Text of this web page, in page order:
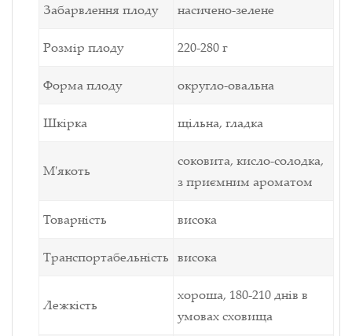
Забарвлення плоду насичено-зелене
Розмір плоду 220-280 г
Форма плоду округло-овальна
Шкірка щільна, гладка
М'якоть
соковита, кисло-солодка,
з приємним ароматом
Товарність висока
Транспортабельність висока
Лежкість
хороша, 180-210 днів в
умовах сховища